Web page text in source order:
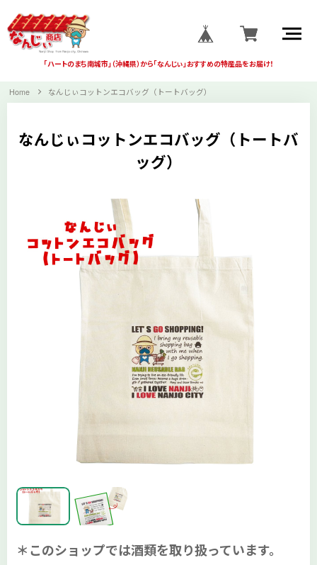
「ハートのまち南城市」（沖縄県）から「なんじぃ」おすすめの特産品をお届け！
Home なんじぃコットンエコバッグ（トートバッグ）
なんじぃコットンエコバッグ（トートバ
ッグ）
＊このショップでは酒類を取り扱っています。